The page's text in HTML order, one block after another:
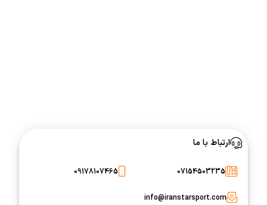
ارتباط با ما
07154503235
09178107465
info@iranstarsport.com